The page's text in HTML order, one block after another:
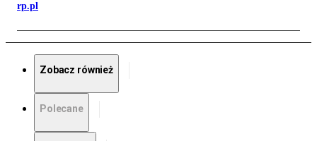
rp.pl
Zobacz również
Polecane